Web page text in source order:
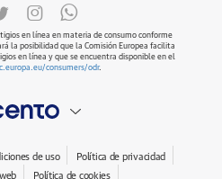
en línea en materia de consumo conforme
la posibilidad que la Comisión Europea facilita
en línea y que se encuentra disponible en el
consumers/odr.
de uso
Política de privacidad
Política de cookies